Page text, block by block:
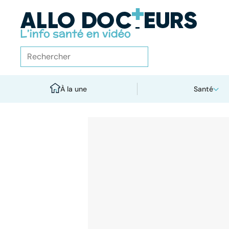
À la une Santé